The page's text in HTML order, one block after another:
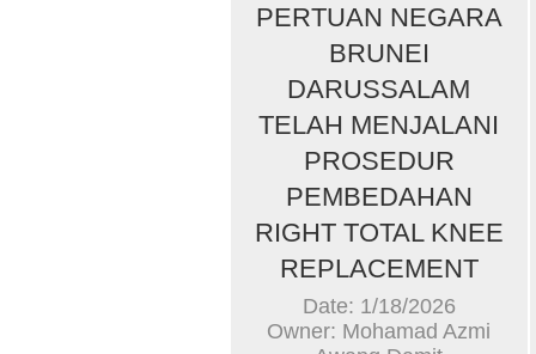
PERTUAN NEGARA
BRUNEI
DARUSSALAM
TELAH MENJALANI
PROSEDUR
PEMBEDAHAN
RIGHT TOTAL KNEE
REPLACEMENT
Date: 1/18/2026
Owner: Mohamad Azmi